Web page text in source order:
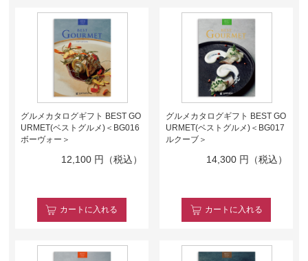
グルメカタログギフト BEST GO
URMET(ベストグルメ)＜BG016
ボーヴォー＞
12,100 円（税込）
カート に入れる
グルメカタログギフト BEST GO
URMET(ベストグルメ)＜BG017
ルクーブ＞
14,300 円（税込）
カート に入れる